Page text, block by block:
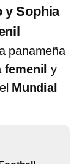
y Sophia
panameña
femenil y
Mundial